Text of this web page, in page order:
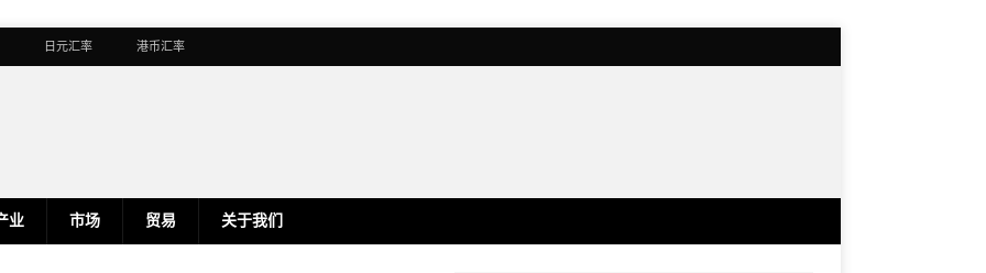
日元汇率 港币汇率
业 市场 贸易 关于我们